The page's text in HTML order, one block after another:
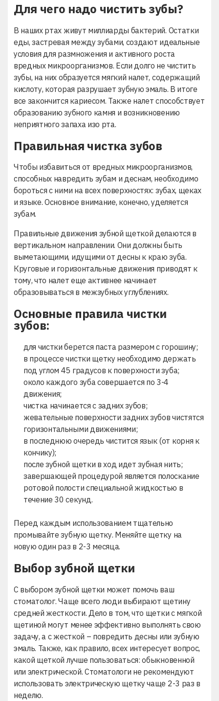
Для чего надо чистить зубы?
В наших ртах живут миллиарды бактерий. Остатки
еды, застревая между зубами, создают идеальные
условия для размножения и активного роста
вредных микроорганизмов. Если долго не чистить
зубы, на них образуется мягкий налет, содержащий
кислоту, которая разрушает зубную эмаль. В итоге
все закончится кариесом. Также налет способствует
образованию зубного камня и возникновению
неприятного запаха изо рта.
Правильная чистка зубов
Чтобы избавиться от вредных микроорганизмов,
способных навредить зубам и деснам, необходимо
бороться с ними на всех поверхностях: зубах, щеках
и языке. Основное внимание, конечно, уделяется
зубам.
Правильные движения зубной щеткой делаются в
вертикальном направлении. Они должны быть
выметающими, идущими от десны к краю зуба.
Круговые и горизонтальные движения приводят к
тому, что налет еще активнее начинает
образовываться в межзубных углублениях.
Основные правила чистки
зубов:
для чистки берется паста размером с горошину;
в процессе чистки щетку необходимо держать
под углом 45 градусов к поверхности зуба;
около каждого зуба совершается по 3-4
движения;
чистка начинается с задних зубов;
жевательные поверхности задних зубов чистятся
горизонтальными движениями;
в последнюю очередь чистится язык (от корня к
кончику);
после зубной щетки в ход идет зубная нить;
завершающей процедурой является полоскание
ротовой полости специальной жидкостью в
течение 30 секунд.
Перед каждым использованием тщательно
промывайте зубную щетку. Меняйте щетку на
новую один раз в 2-3 месяца.
Выбор зубной щетки
С выбором зубной щетки может помочь ваш
стоматолог. Чаще всего люди выбирают щетину
средней жесткости. Дело в том, что щетки с мягкой
щетиной могут менее эффективно выполнять свою
задачу, а с жесткой – повредить десны или зубную
эмаль. Также, как правило, всех интересует вопрос,
какой щеткой лучше пользоваться: обыкновенной
или электрической. Стоматологи не рекомендуют
использовать электрическую щетку чаще 2-3 раз в
неделю.